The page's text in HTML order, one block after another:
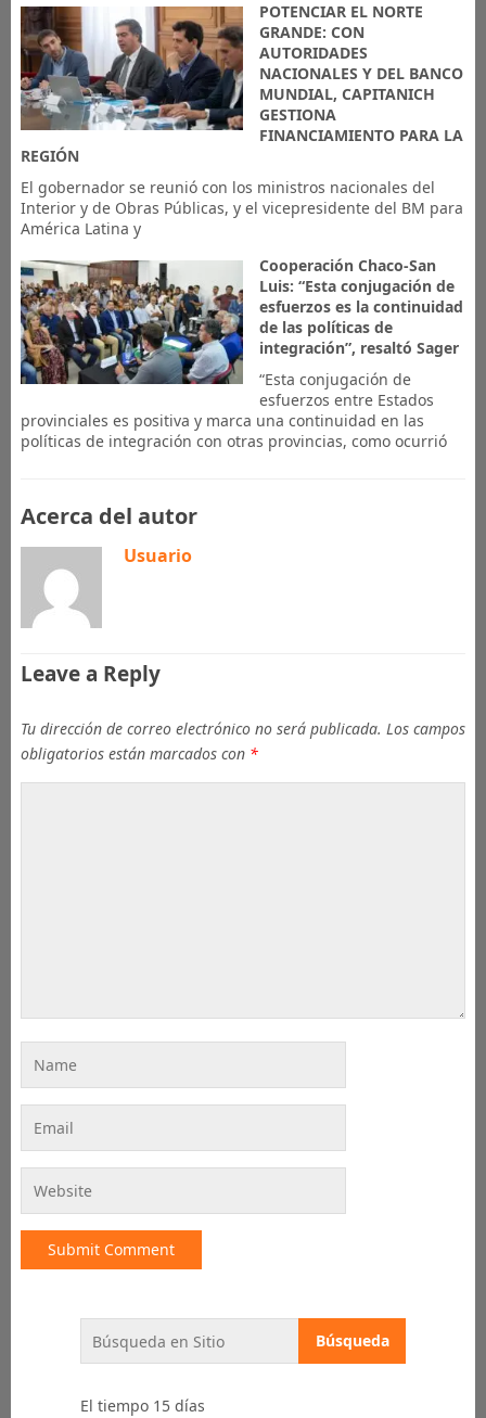
POTENCIAR EL NORTE
GRANDE: CON
AUTORIDADES
NACIONALES Y DEL BANCO
MUNDIAL, CAPITANICH
GESTIONA
FINANCIAMIENTO PARA LA
REGIÓN
El gobernador se reunió con los ministros nacionales del
Interior y de Obras Públicas, y el vicepresidente del BM para
América Latina y
Cooperación Chaco-San
Luis: “Esta conjugación de
esfuerzos es la continuidad
de las políticas de
integración”, resaltó Sager
“Esta conjugación de
esfuerzos entre Estados
provinciales es positiva y marca una continuidad en las
políticas de integración con otras provincias, como ocurrió
Acerca del autor
Usuario
Leave a Reply
Tu dirección de correo electrónico no será publicada. Los campos
obligatorios están marcados con *
El tiempo 15 días